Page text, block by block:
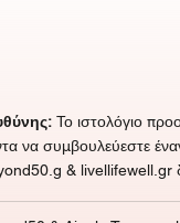
Το ιστολόγιο
να συμβουλεύεστε
& livellifewell.gr